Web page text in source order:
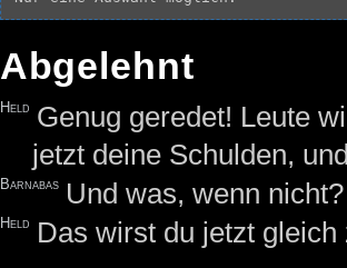
Abgelehnt
Held Genug geredet! Leute
jetzt deine Schulden,
Barnabas Und was, wenn
Held Das wirst du jetzt